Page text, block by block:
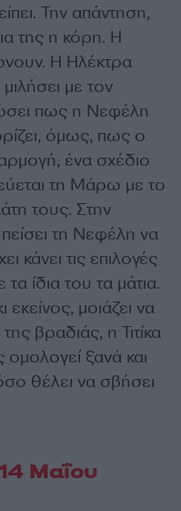
Την απάντηση,
της η κόρη. Η
Η Ηλέκτρα
με τον
πως η Νεφέλη
όμως, πως ο
ένα σχέδιο
τη Μάρω με το
τους. Στην
τη Νεφέλη να
κάνει τις επιλογές
ίδια του τα μάτια.
εκείνος, μοιάζει να
βραδιάς, η Τιτίκα
ομολογεί ξανά και
θέλει να σβήσει
Μαΐου